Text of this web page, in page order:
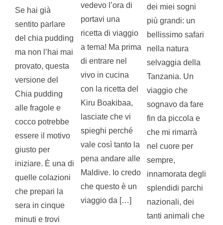
Se hai già
sentito parlare
del chia pudding
ma non l’hai mai
provato, questa
versione del
Chia pudding
alle fragole e
cocco potrebbe
essere il motivo
giusto per
iniziare. È una di
quelle colazioni
che prepari la
sera in cinque
minuti e trovi
vedevo l’ora di
portavi una
ricetta di viaggio
a tema! Ma prima
di entrare nel
vivo in cucina
con la ricetta del
Kiru Boakibaa,
lasciate che vi
spieghi perché
vale così tanto la
pena andare alle
Maldive. Io credo
che questo è un
viaggio da […]
dei miei sogni
più grandi: un
bellissimo safari
nella natura
selvaggia della
Tanzania. Un
viaggio che
sognavo da fare
fin da piccola e
che mi rimarrà
nel cuore per
sempre,
innamorata degli
splendidi parchi
nazionali, dei
tanti animali che